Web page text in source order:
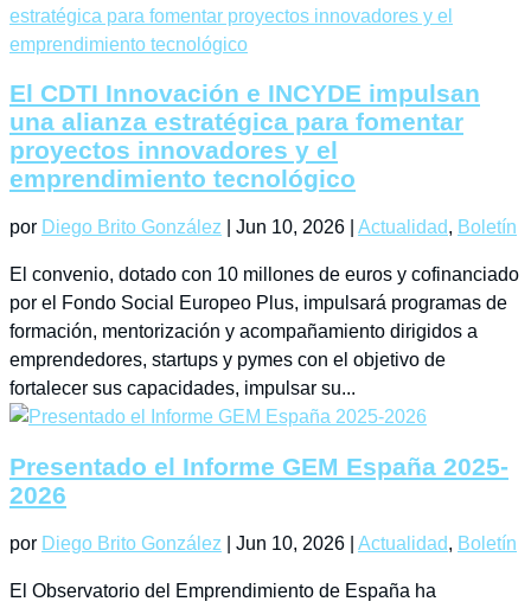
El CDTI Innovación e INCYDE impulsan
una alianza estratégica para fomentar
proyectos innovadores y el
emprendimiento tecnológico
por Diego Brito González Jun 10, 2026 Actualidad, Boletín
El convenio, dotado con 10 millones de euros y cofinanciado
por el Fondo Social Europeo Plus, impulsará programas de
formación, mentorización y acompañamiento dirigidos a
emprendedores, startups y pymes con el objetivo de
fortalecer sus capacidades, impulsar su...
Presentado el Informe GEM España 2025-
2026
por Diego Brito González Jun 10, 2026 Actualidad, Boletín
El Observatorio del Emprendimiento de España ha